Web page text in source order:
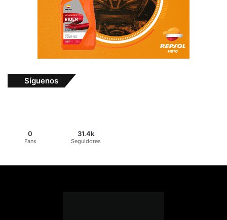
Síguenos
0
Fans
31.4k
Seguidores